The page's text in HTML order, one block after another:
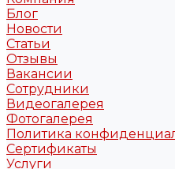
Блог
Новости
Статьи
Отзывы
Вакансии
Сотрудники
Видеогалерея
Фотогалерея
Политика
Сертификаты
Услуги